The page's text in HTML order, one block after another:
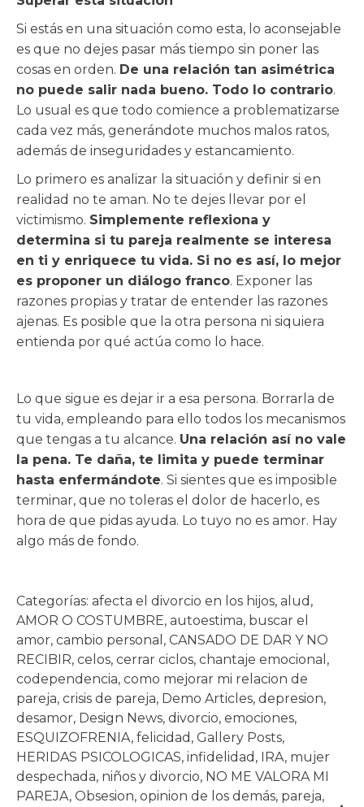
Si estás en una situación como esta, lo aconsejable
es que no dejes pasar más tiempo sin poner las
cosas en orden. De una relación tan asimétrica
no puede salir nada bueno. Todo lo contrario.
Lo usual es que todo comience a problematizarse
cada vez más, generándote muchos malos ratos,
además de inseguridades y estancamiento.
Lo primero es analizar la situación y definir si en
realidad no te aman. No te dejes llevar por el
victimismo. Simplemente reflexiona y
determina si tu pareja realmente se interesa
en ti y enriquece tu vida. Si no es así, lo mejor
es proponer un diálogo franco. Exponer las
razones propias y tratar de entender las razones
ajenas. Es posible que la otra persona ni siquiera
entienda por qué actúa como lo hace.
Lo que sigue es dejar ir a esa persona. Borrarla de
tu vida, empleando para ello todos los mecanismos
que tengas a tu alcance. Una relación así no vale
la pena. Te daña, te limita y puede terminar
hasta enfermándote. Si sientes que es imposible
terminar, que no toleras el dolor de hacerlo, es
hora de que pidas ayuda. Lo tuyo no es amor. Hay
algo más de fondo.
Categorías: afecta el divorcio en los hijos, alud ,
AMOR O COSTUMBRE, autoestima, buscar el
amor, cambio personal , CANSADO DE DAR Y NO
RECIBIR, celos, cerrar ciclos, chantaje emocional ,
codependencia, como mejorar mi relacion de
pareja, crisis de pareja, Demo Articles, depresion,
desamor, Design News, divorcio, emociones,
ESQUIZOFRENIA, felicidad , Gallery Posts,
HERIDAS PSICOLOGICAS, infidelidad , IRA, mujer
despechada, niños y divorcio, NO ME VALORA MI
PAREJA, Obsesion, opinion de los demás, pareja,